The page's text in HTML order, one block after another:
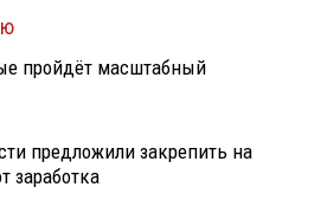
пройдёт масштабный
предложили закрепить на
заработка